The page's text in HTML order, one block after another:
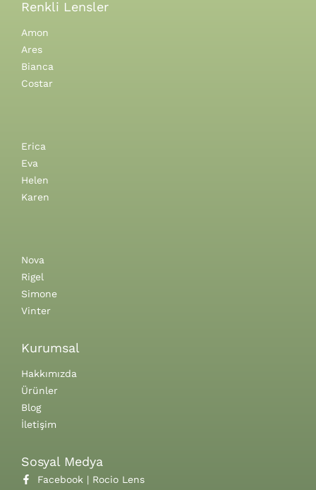
Renkli Lensler
Amon
Ares
Bianca
Costar
Erica
Eva
Helen
Karen
Nova
Rigel
Simone
Vinter
Kurumsal
Hakkımızda
Ürünler
Blog
İletişim
Sosyal Medya
Facebook | Rocio Lens